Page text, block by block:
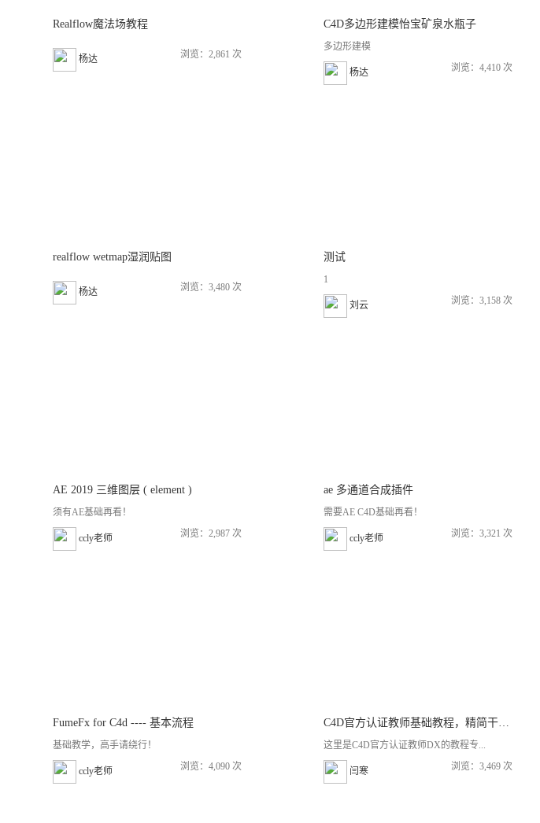
Realflow魔法场教程
杨达 浏览：2,861 次
C4D多边形建模怡宝矿泉水瓶子
多边形建模
杨达 浏览：4,410 次
realflow wetmap湿润贴图
杨达 浏览：3,480 次
测试
1
刘云 浏览：3,158 次
AE 2019 三维图层 ( element )
须有AE基础再看！
ccly老师 浏览：2,987 次
ae 多通道合成插件
需要AE C4D基础再看！
ccly老师 浏览：3,321 次
FumeFx for C4d ---- 基本流程
基础教学，高手请绕行！
ccly老师 浏览：4,090 次
C4D官方认证教师基础教程，精简干练易学会。《连载中》
这里是C4D官方认证教师DX的教程专...
闫寒 浏览：3,469 次